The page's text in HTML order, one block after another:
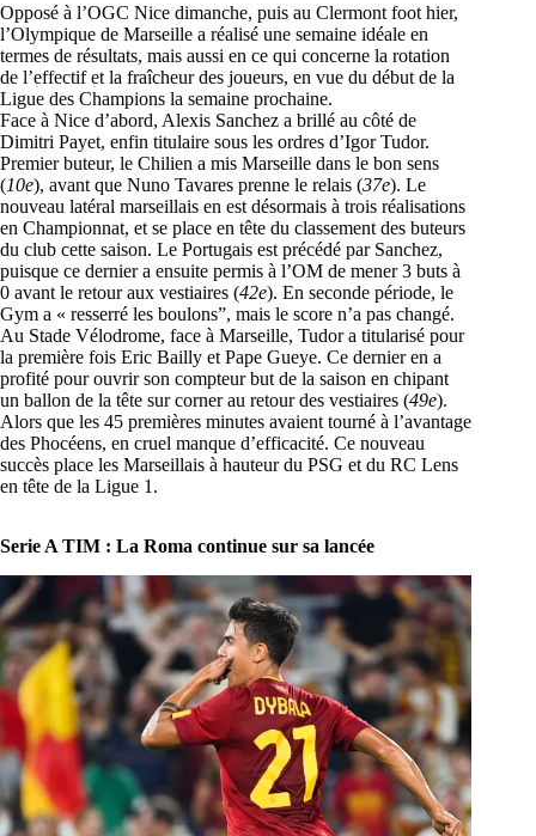
Opposé à l’OGC Nice dimanche, puis au Clermont foot hier,
l’Olympique de Marseille a réalisé une semaine idéale en
termes de résultats, mais aussi en ce qui concerne la rotation
de l’effectif et la fraîcheur des joueurs, en vue du début de la
Ligue des Champions la semaine prochaine.
Face à Nice d’abord, Alexis Sanchez a brillé au côté de
Dimitri Payet, enfin titulaire sous les ordres d’Igor Tudor.
Premier buteur, le Chilien a mis Marseille dans le bon sens
(10e), avant que Nuno Tavares prenne le relais (37e). Le
nouveau latéral marseillais en est désormais à trois réalisations
en Championnat, et se place en tête du classement des buteurs
du club cette saison. Le Portugais est précédé par Sanchez,
puisque ce dernier a ensuite permis à l’OM de mener 3 buts à
0 avant le retour aux vestiaires (42e). En seconde période, le
Gym a « resserré les boulons”, mais le score n’a pas changé.
Au Stade Vélodrome, face à Marseille, Tudor a titularisé pour
la première fois Eric Bailly et Pape Gueye. Ce dernier en a
profité pour ouvrir son compteur but de la saison en chipant
un ballon de la tête sur corner au retour des vestiaires (49e).
Alors que les 45 premières minutes avaient tourné à l’avantage
des Phocéens, en cruel manque d’efficacité. Ce nouveau
succès place les Marseillais à hauteur du PSG et du RC Lens
en tête de la Ligue 1.
Serie A TIM : La Roma continue sur sa lancée